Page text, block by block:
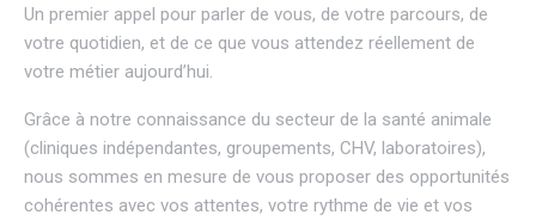
Un premier appel pour parler de vous, de votre parcours, de
votre quotidien, et de ce que vous attendez réellement de
votre métier aujourd’hui.
Grâce à notre connaissance du secteur de la santé animale
(cliniques indépendantes, groupements, CHV, laboratoires),
nous sommes en mesure de vous proposer des opportunités
cohérentes avec vos attentes, votre rythme de vie et vos